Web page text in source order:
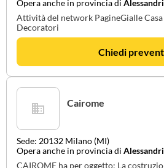
Opera anche in provincia di
Attività del network PagineGialle
Decoratori
Chiedi
Cairome
Sede: 20132 Milano (MI)
Opera anche in provincia di
CAIROME ha per oggetto: La